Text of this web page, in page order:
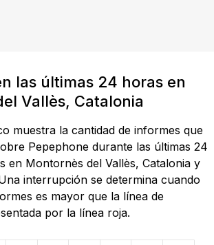
las últimas 24 horas en
Vallès, Catalonia
muestra la cantidad de informes que
Pepephone durante las últimas 24
en Montornès del Vallès, Catalonia y
interrupción se determina cuando
es mayor que la línea de
por la línea roja.